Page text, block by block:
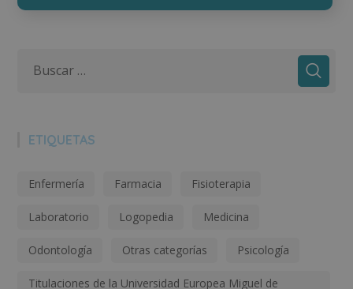
ETIQUETAS
Enfermería Farmacia Fisioterapia
Laboratorio Logopedia Medicina
Odontología Otras categorías Psicología
Titulaciones de la Universidad Europea Miguel de